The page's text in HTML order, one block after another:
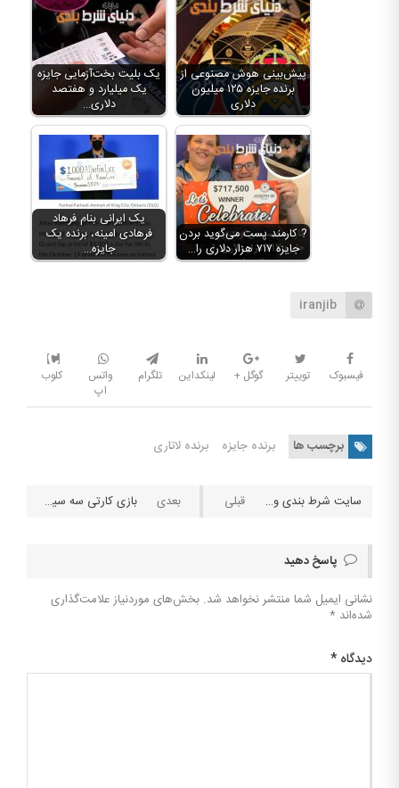
یک بلیت بخت‌­آزمایی جایزه
یک میلیارد و هفتصد
دلاری…
پیش‌بینی هوش مصنوعی از
برنده جایزه ۱۲۵ میلیون
دلاری
یک ایرانی بنام فرهاد
فرهادی‌ امینه، برنده یک
جایزه…
? کارمند پست می‌گوید بردن
جایزه ۷۱۷ هزار دلاری را…
iranjib
فیسبوک توییتر گوگل + لینکداین تلگرام
واتس
اپ
کلوب
برچسب ها برنده جایزه برنده لاتاری
سایت شرط بندی ورزشی بارستول (Barstool Sportsbook) بازی کارتی سه سیزده (Three Thirteen)
پاسخ دهید
نشانی ایمیل شما منتشر نخواهد شد. بخش‌های موردنیاز علامت‌گذاری
شده‌اند *
دیدگاه *